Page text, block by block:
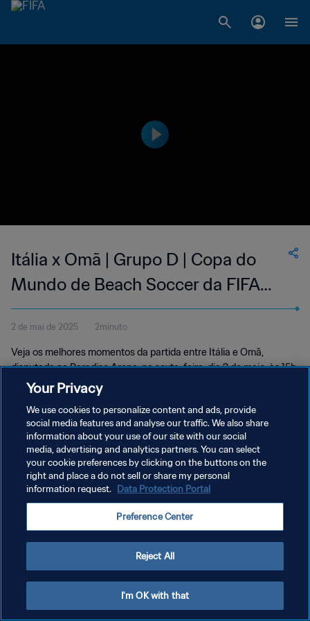
Itália x Omã | Grupo D | Copa do
Mundo de Beach Soccer da FIFA
Seicheles 2025™ | Melhores
Momentos
2 de mai de 2025 2minuto
Veja os melhores momentos da partida entre Itália e Omã,
disputada na Paradise Arena, na sexta-feira, dia 2 de maio, às 15h
(horário local).
POLÍTICA DE PRIVACIDADE
TERMOS DE SERVIÇO
ADMINISTRAR AS PREFERÊNCIAS DE COOKIES
Your Privacy
We use cookies to personalize content and ads, provide
social media features and analyse our traffic. We also share
information about your use of our site with our social
media, advertising and analytics partners. You can select
your cookie preferences by clicking on the buttons on the
right and place a do not sell or share my personal
information request. Data Protection Portal
Preference Center
Reject All
I'm OK with that